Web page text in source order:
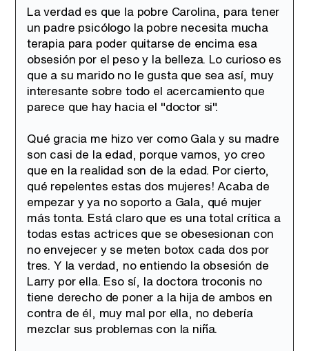
La verdad es que la pobre Carolina, para tener
un padre psicólogo la pobre necesita mucha
terapia para poder quitarse de encima esa
obsesión por el peso y la belleza. Lo curioso es
que a su marido no le gusta que sea así, muy
interesante sobre todo el acercamiento que
parece que hay hacia el "doctor si".
Qué gracia me hizo ver como Gala y su madre
son casi de la edad, porque vamos, yo creo
que en la realidad son de la edad. Por cierto,
qué repelentes estas dos mujeres! Acaba de
empezar y ya no soporto a Gala, qué mujer
más tonta. Está claro que es una total crítica a
todas estas actrices que se obesesionan con
no envejecer y se meten botox cada dos por
tres. Y la verdad, no entiendo la obsesión de
Larry por ella. Eso sí, la doctora troconis no
tiene derecho de poner a la hija de ambos en
contra de él, muy mal por ella, no debería
mezclar sus problemas con la niña.